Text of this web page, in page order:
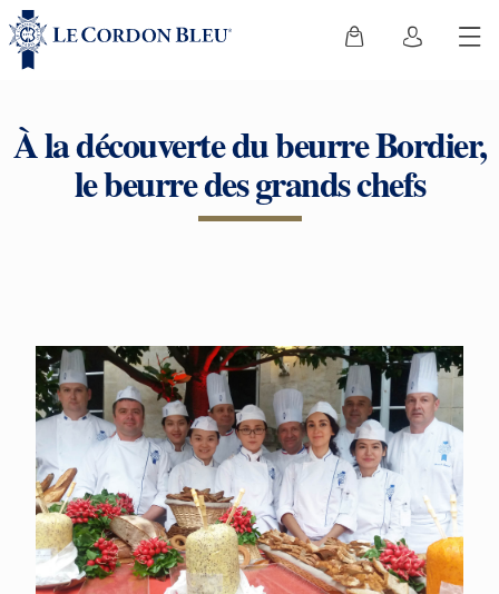
À la découverte du beurre Bordier,
le beurre des grands chefs